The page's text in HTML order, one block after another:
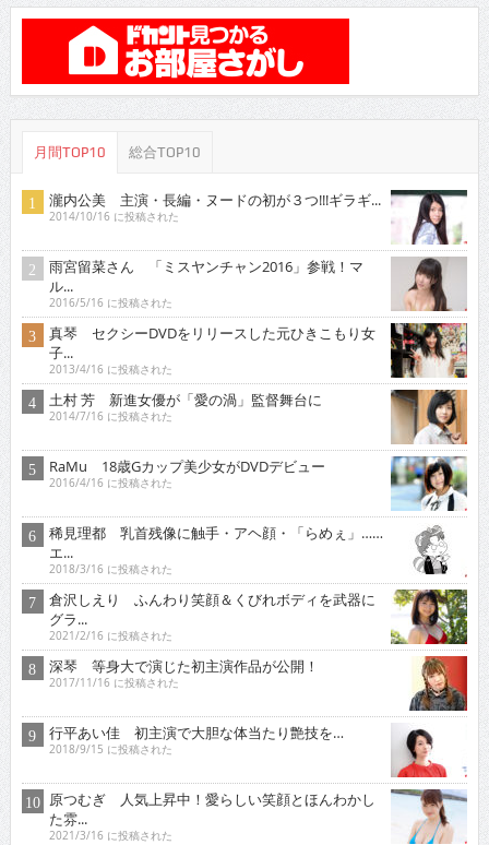
月間TOP10 総合TOP10
瀧内公美 主演・長編・ヌードの初が３つ!!!ギラギ...
2014/10/16 に投稿された
雨宮留菜さん 「ミスヤンチャン2016」参戦！マ
ル...
2016/5/16 に投稿された
真琴 セクシーDVDをリリースした元ひきこもり女
子...
2013/4/16 に投稿された
土村 芳 新進女優が「愛の渦」監督舞台に
2014/7/16 に投稿された
RaMu 18歳Gカップ美少女がDVDデビュー
2016/4/16 に投稿された
稀見理都 乳首残像に触手・アヘ顔・「らめぇ」……
エ...
2018/3/16 に投稿された
倉沢しえり ふんわり笑顔＆くびれボディを武器に
グラ...
2021/2/16 に投稿された
深琴 等身大で演じた初主演作品が公開！
2017/11/16 に投稿された
行平あい佳 初主演で大胆な体当たり艶技を…
2018/9/15 に投稿された
原つむぎ 人気上昇中！愛らしい笑顔とほんわかし
た雰...
2021/3/16 に投稿された